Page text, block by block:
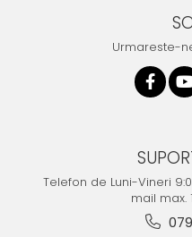
Urmareste-
Telefon de Luni-Vineri
mail max.